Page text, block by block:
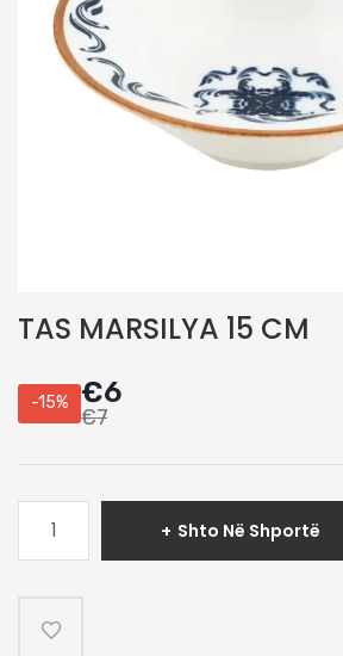
TAS MARSILYA 15 CM
-15% €6
€7
CM
Shto Në Shportë